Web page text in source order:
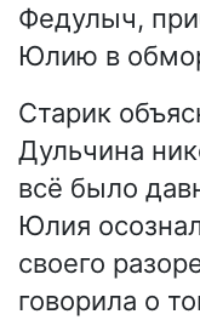
Федулыч,
Юлию в
Старик
Дульчина
всё было
Юлия
своего
говорила о